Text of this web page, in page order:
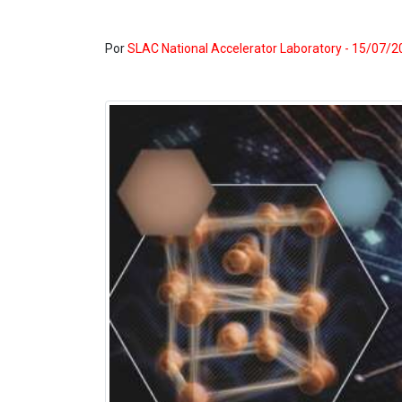
PorSLAC National Accelerator Laboratory - 15/07/